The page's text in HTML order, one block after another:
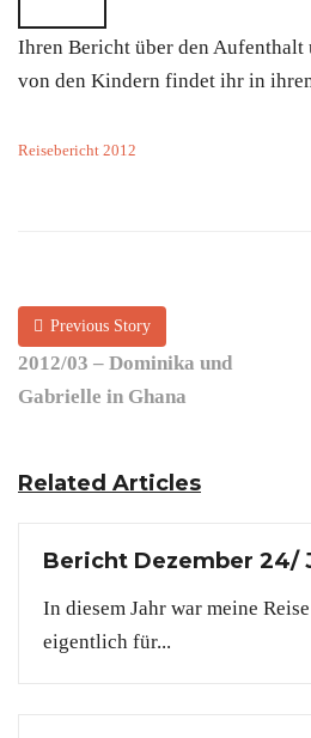
Ihren Bericht über den
von den Kindern findet ihr in
Reisebericht 2012
Previous Story
2012/03 – Dominika und
Gabrielle in Ghana
Related Articles
Bericht Dezember 24/
In diesem Jahr war meine
eigentlich für...